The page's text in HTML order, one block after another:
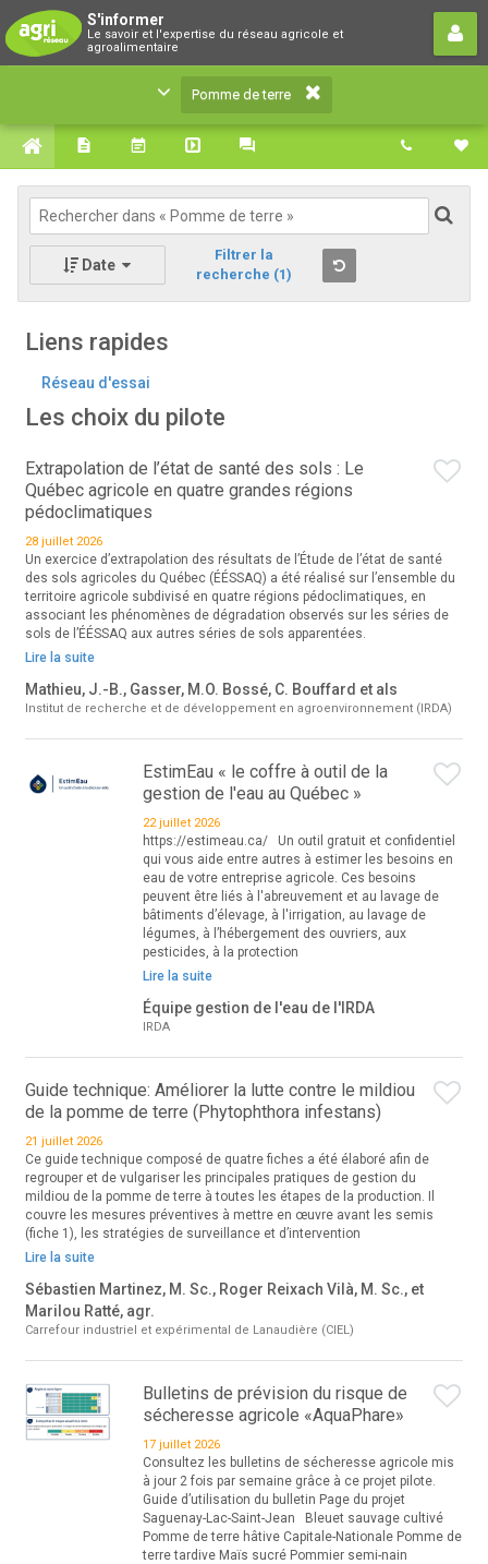
S'informer
Le savoir et l'expertise du réseau agricole et
agroalimentaire
Pomme de terre
Le savoir et l'expertise du réseau agricole et
agroalimentaire
Pomme de terre
Date
Filtrer la
recherche (1)
Liens rapides
Réseau d'essai
Les choix du pilote
Extrapolation de l’état de santé des sols : Le
Québec agricole en quatre grandes régions
pédoclimatiques
28 juillet 2026
Un exercice d’extrapolation des résultats de l’Étude de l’état de santé
des sols agricoles du Québec (ÉÉSSAQ) a été réalisé sur l’ensemble du
territoire agricole subdivisé en quatre régions pédoclimatiques, en
associant les phénomènes de dégradation observés sur les séries de
sols de l’ÉÉSSAQ aux autres séries de sols apparentées.
Lire la suite
Mathieu, J.-B., Gasser, M.O. Bossé, C. Bouffard et als
Institut de recherche et de développement en agroenvironnement (IRDA)
EstimEau « le coffre à outil de la
gestion de l'eau au Québec »
22 juillet 2026
https://estimeau.ca/ Un outil gratuit et confidentiel
qui vous aide entre autres à estimer les besoins en
eau de votre entreprise agricole. Ces besoins
peuvent être liés à l'abreuvement et au lavage de
bâtiments d’élevage, à l'irrigation, au lavage de
légumes, à l’hébergement des ouvriers, aux
pesticides, à la protection
Lire la suite
Équipe gestion de l'eau de l'IRDA
IRDA
Guide technique: Améliorer la lutte contre le mildiou
de la pomme de terre (Phytophthora infestans)
21 juillet 2026
Ce guide technique composé de quatre fiches a été élaboré afin de
regrouper et de vulgariser les principales pratiques de gestion du
mildiou de la pomme de terre à toutes les étapes de la production. Il
couvre les mesures préventives à mettre en œuvre avant les semis
(fiche 1), les stratégies de surveillance et d’intervention
Lire la suite
Sébastien Martinez, M. Sc., Roger Reixach Vilà, M. Sc., et
Marilou Ratté, agr.
Carrefour industriel et expérimental de Lanaudière (CIEL)
Bulletins de prévision du risque de
sécheresse agricole «AquaPhare»
17 juillet 2026
Consultez les bulletins de sécheresse agricole mis
à jour 2 fois par semaine grâce à ce projet pilote.
Guide d’utilisation du bulletin Page du projet
Saguenay-Lac-Saint-Jean Bleuet sauvage cultivé
Pomme de terre hâtive Capitale-Nationale Pomme de
terre tardive Maïs sucré Pommier semi-nain